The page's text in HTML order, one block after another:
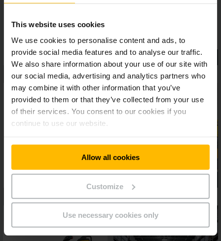
This website uses cookies
We use cookies to personalise content and ads, to
provide social media features and to analyse our traffic.
We also share information about your use of our site with
our social media, advertising and analytics partners who
may combine it with other information that you’ve
provided to them or that they’ve collected from your use
of their services. You consent to our cookies if you
continue to use our website.
Allow all cookies
Customize
Use necessary cookies only